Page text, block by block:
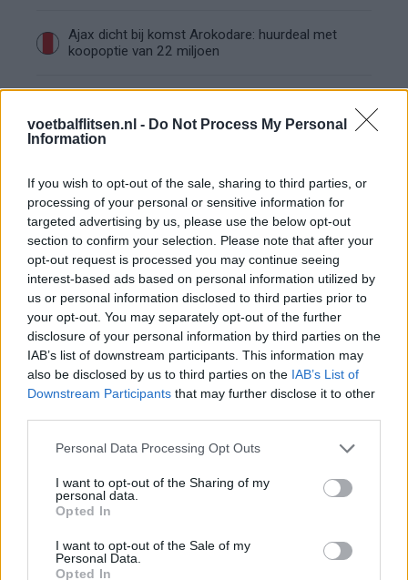
voetbalflitsen.nl - Do Not Process My Personal
Information
If you wish to opt-out of the sale, sharing to third parties, or
processing of your personal or sensitive information for
targeted advertising by us, please use the below opt-out
section to confirm your selection. Please note that after your
opt-out request is processed you may continue seeing
interest-based ads based on personal information utilized by
us or personal information disclosed to third parties prior to
your opt-out. You may separately opt-out of the further
disclosure of your personal information by third parties on the
IAB’s list of downstream participants. This information may
also be disclosed by us to third parties on the IAB’s List of
Downstream Participants that may further disclose it to other
Personal Data Processing Opt Outs
I want to opt-out of the Sharing of my
personal data.
Opted In
I want to opt-out of the Sale of my
Personal Data.
Opted In
Ajax dicht bij komst Arokodare: huurdeal met
koopoptie van 22 miljoen
sokken na blunder met tenues
appartement op Amsterdamse Zuidas
Marcos Leonardo laat eerste indruk achter bij
Ajax: 'Hier gaan fans van genieten'
Resterend oefenprogramma Ajax: waar zijn de
duels te zien
Ajax groeit onder Míchel, maar transfermarkt
blijft cruciaal
Ajax-talent Mohamed Abdalla schrijft Europese
Shane Kluivert krijgt kans van Flick en begint in
de basis bij FC Barcelona
Servische media vergelijken Ajax-talent Abdellah
Ouazane met Lionel Messi